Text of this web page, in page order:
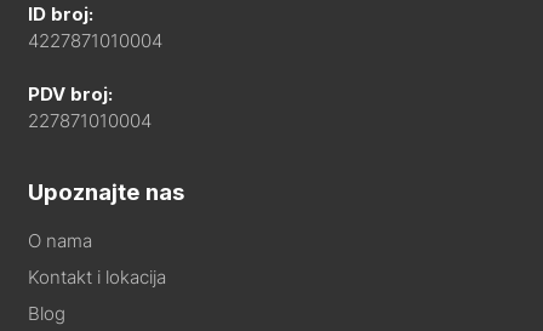
ID broj:
4227871010004
PDV broj:
227871010004
Upoznajte nas
O nama
Kontakt i lokacija
Blog